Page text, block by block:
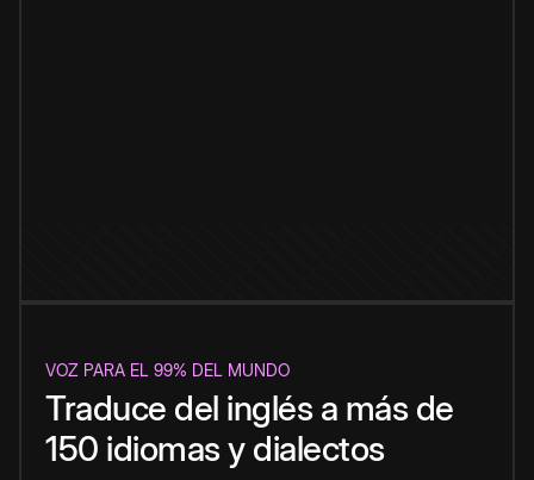
VOZ PARA EL 99% DEL MUNDO
Traduce del inglés a más de
150 idiomas y dialectos